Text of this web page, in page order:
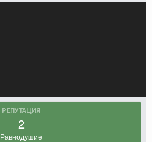
РЕПУТАЦИЯ
2
Равнодушие